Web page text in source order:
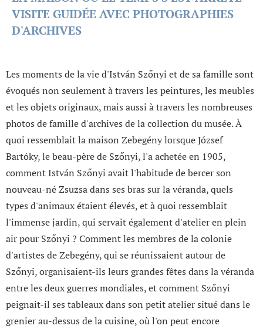
VISITE GUIDÉE AVEC PHOTOGRAPHIES
D'ARCHIVES
Les moments de la vie d'István Szőnyi et de sa famille sont
évoqués non seulement à travers les peintures, les meubles
et les objets originaux, mais aussi à travers les nombreuses
photos de famille d'archives de la collection du musée. À
quoi ressemblait la maison Zebegény lorsque József
Bartóky, le beau-père de Szőnyi, l'a achetée en 1905,
comment István Szőnyi avait l'habitude de bercer son
nouveau-né Zsuzsa dans ses bras sur la véranda, quels
types d'animaux étaient élevés, et à quoi ressemblait
l'immense jardin, qui servait également d'atelier en plein
air pour Szőnyi ? Comment les membres de la colonie
d'artistes de Zebegény, qui se réunissaient autour de
Szőnyi, organisaient-ils leurs grandes fêtes dans la véranda
entre les deux guerres mondiales, et comment Szőnyi
peignait-il ses tableaux dans son petit atelier situé dans le
grenier au-dessus de la cuisine, où l'on peut encore